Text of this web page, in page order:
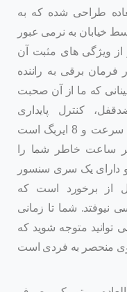
طراحی شده که به
خیابان به نرمی عبور
از ویژگی های مثبت آن
فرمان برقی به راننده
که ما از آن صحبت
ضدقفل، کنترل پایداری
الکترونیکی ، فرمان برقی حساس به سرعت و 8 ایربگ است
150 کیلومتر بر ساعت خاطر شما را
دارای یک سری سنسور
از برخورد است که
نیوفتد. شما تا زمانی
توانید متوجه شوید که